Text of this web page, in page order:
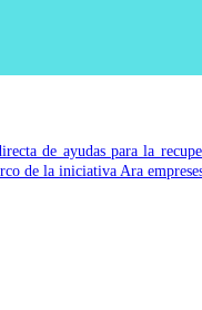
de ayudas para la
de la iniciativa Ara